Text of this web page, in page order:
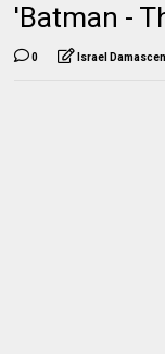
'Batman -
0 Israel